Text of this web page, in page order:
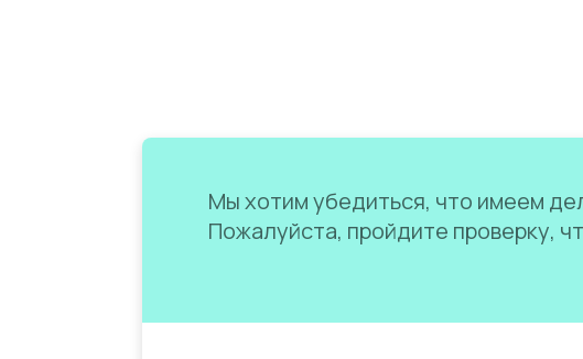
Мы хотим убедиться, что имеем
Пожалуйста, пройдите проверку,